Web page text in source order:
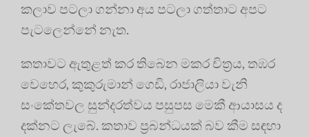
කලාව පටලා ගන්නා අය පටලා ගත්තාට අපට
පැටලෙන්නේ නැත.
කතාවට ඇතුළත් කර තිබෙන මකර චිත්‍රය, තඹර
වෙහෙර, කුකුරුමාන් ගෙඩි, රාජාලියා වැනි
සංකේතවල සුන්දරත්වය පසුපස මෙකී ආයාසය ද
දක්නට ලැබේ. කතාව ප්‍රබන්ධයක් බව කීම සඳහා